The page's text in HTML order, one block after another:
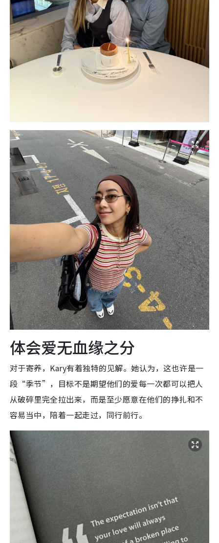
体会爱无血缘之分
对于寄养，Kary有着独特的见解。她认为，这也许是一
段“季节”，目标不是期望他们的爱每一次都可以把人
从破碎里完全拉出来，而是至少愿意在他们的挣扎和不
容易当中，陪着一起走过，同行前行。